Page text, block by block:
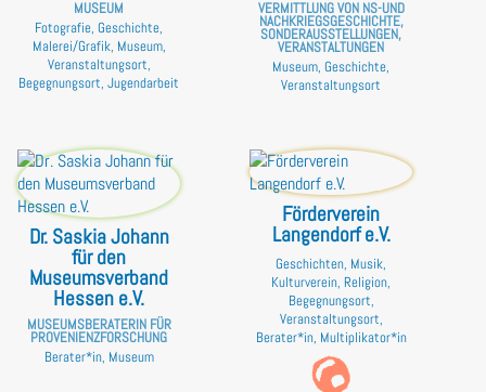
MUSEUM
Fotografie, Geschichte,
Malerei/Grafik, Museum,
Veranstaltungsort,
Begegnungsort, Jugendarbeit
VERMITTLUNG VON NS-UND
NACHKRIEGSGESCHICHTE,
SONDERAUSSTELLUNGEN,
VERANSTALTUNGEN
Museum, Geschichte,
Veranstaltungsort
Dr. Saskia Johann
für den
Museumsverband
Hessen e.V.
MUSEUMSBERATERIN FÜR
PROVENIENZFORSCHUNG
Berater*in, Museum
Förderverein
Langendorf e.V.
Geschichten, Musik,
Kulturverein, Religion,
Begegnungsort,
Veranstaltungsort,
Berater*in, Multiplikator*in